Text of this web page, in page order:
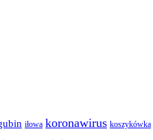
iłowa koronawirus koszykówka